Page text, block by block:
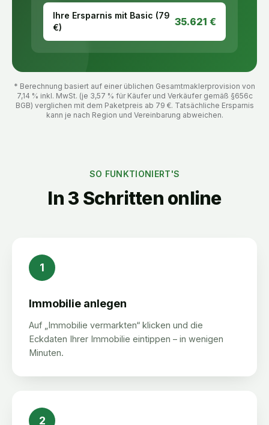
Ihre Ersparnis mit Basic (79
€)
35.621 €
* Berechnung basiert auf einer üblichen Gesamtmaklerprovision von
7,14 % inkl. MwSt. (je 3,57 % für Käufer und Verkäufer gemäß §656c
BGB) verglichen mit dem Paketpreis ab 79 €. Tatsächliche Ersparnis
kann je nach Region und Vereinbarung abweichen.
SO FUNKTIONIERT'S
In 3 Schritten online
1
Immobilie anlegen
Auf „Immobilie vermarkten“ klicken und die
Eckdaten Ihrer Immobilie eintippen – in wenigen
Minuten.
2